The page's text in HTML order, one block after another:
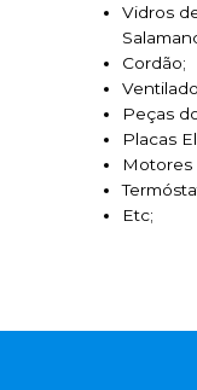
Vidros
Cordão;
Peças
Placas
Motores
Etc;